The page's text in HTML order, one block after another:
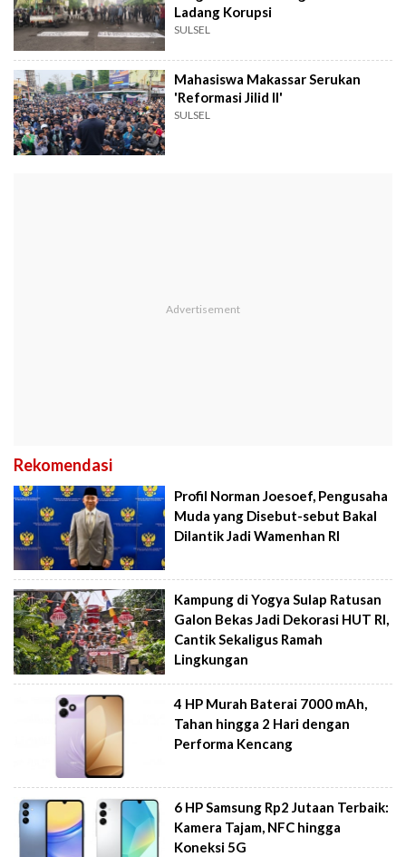
Ladang Korupsi
SULSEL
Mahasiswa Makassar Serukan
'Reformasi Jilid II'
SULSEL
Rekomendasi
Profil Norman Joesoef, Pengusaha
Muda yang Disebut-sebut Bakal
Dilantik Jadi Wamenhan RI
Kampung di Yogya Sulap Ratusan
Galon Bekas Jadi Dekorasi HUT RI,
Cantik Sekaligus Ramah
Lingkungan
4 HP Murah Baterai 7000 mAh,
Tahan hingga 2 Hari dengan
Performa Kencang
6 HP Samsung Rp2 Jutaan Terbaik:
Kamera Tajam, NFC hingga
Koneksi 5G